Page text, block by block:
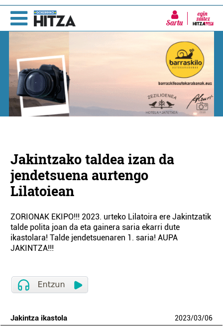
Sartu
Jakintzako taldea izan da
jendetsuena aurtengo
Lilatoiean
ZORIONAK EKIPO!!! 2023. urteko Lilatoira ere Jakintzatik
talde polita joan da eta gainera saria ekarri dute
ikastolara! Talde jendetsuenaren 1. saria! AUPA
JAKINTZA!!!
Jakintza ikastola 2023/03/06